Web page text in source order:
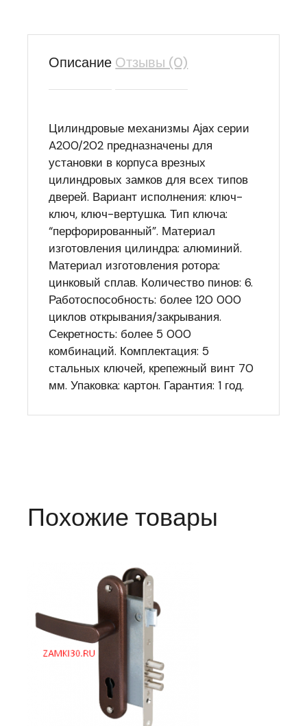
Описание Отзывы (0)
Цилиндровые механизмы Ajax серии
A200/202 предназначены для
установки в корпуса врезных
цилиндровых замков для всех типов
дверей. Вариант исполнения: ключ-
ключ, ключ-вертушка. Тип ключа:
“перфорированный”. Материал
изготовления цилиндра: алюминий.
Материал изготовления ротора:
цинковый сплав. Количество пинов: 6.
Работоспособность: более 120 000
циклов открывания/закрывания.
Секретность: более 5 000
комбинаций. Комплектация: 5
стальных ключей, крепежный винт 70
мм. Упаковка: картон. Гарантия: 1 год.
Похожие товары